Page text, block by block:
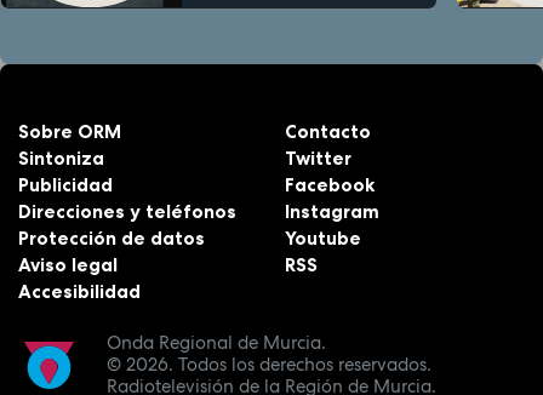
Onda Regional de Murcia.
© 2026. Todos los derechos reservados.
Radiotelevisión de la Región de Murcia.
Sobre ORM
Sintoniza
Publicidad
Direcciones y teléfonos
Protección de datos
Aviso legal
Accesibilidad
Contacto
Twitter
Facebook
Instagram
Youtube
RSS